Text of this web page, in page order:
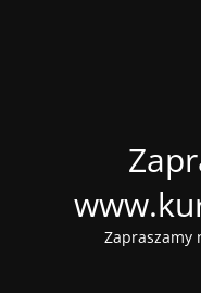
Zapraszamy